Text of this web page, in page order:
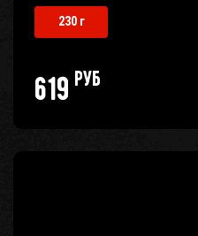
230 г
619 руб